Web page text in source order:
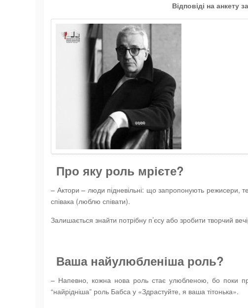
Відповіді на анкету
Про яку роль мрієте?
– Актори – люди підневільні: що запропонують режисери,
співака (люблю співати).
Залишається знайти потрібну п’єсу або зробити творчий
Ваша найулюбленіша роль?
– Напевно, кожна нова роль стає улюбленою, бо поки
“найрідніша” роль Бабса у «Здрастуйте, я ваша тітонька».